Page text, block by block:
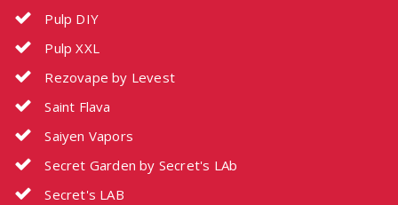
Pulp DIY
Pulp XXL
Rezovape by Levest
Saint Flava
Saiyen Vapors
Secret Garden by Secret's LAb
Secret's LAB